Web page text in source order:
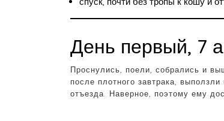
День первый, 7
Проснулись, поели, собрались и
после плотного завтрака,
отъезда. Наверное, поэтому ему